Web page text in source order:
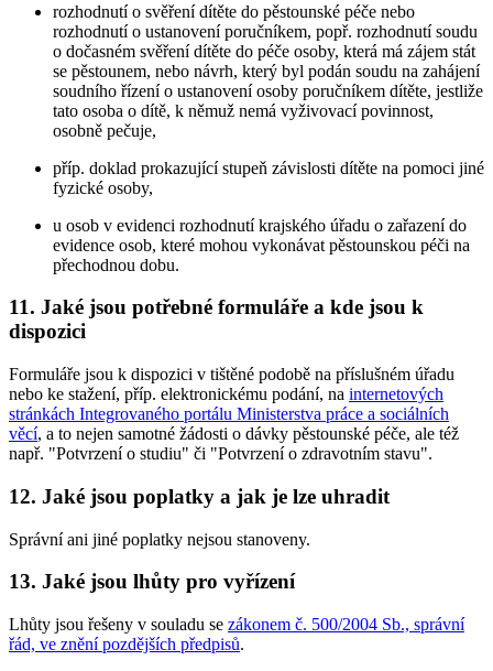
rozhodnutí o svěření dítěte do pěstounské péče nebo
rozhodnutí o ustanovení poručníkem, popř. rozhodnutí soudu
o dočasném svěření dítěte do péče osoby, která má zájem stát
se pěstounem, nebo návrh, který byl podán soudu na zahájení
soudního řízení o ustanovení osoby poručníkem dítěte, jestliže
tato osoba o dítě, k němuž nemá vyživovací povinnost,
osobně pečuje,
příp. doklad prokazující stupeň závislosti dítěte na pomoci jiné
fyzické osoby,
u osob v evidenci rozhodnutí krajského úřadu o zařazení do
evidence osob, které mohou vykonávat pěstounskou péči na
přechodnou dobu.
11. Jaké jsou potřebné formuláře a kde jsou k
dispozici
Formuláře jsou k dispozici v tištěné podobě na příslušném úřadu
nebo ke stažení, příp. elektronickému podání, na internetových
stránkách Integrovaného portálu Ministerstva práce a sociálních
věcí, a to nejen samotné žádosti o dávky pěstounské péče, ale též
např. "Potvrzení o studiu" či "Potvrzení o zdravotním stavu".
12. Jaké jsou poplatky a jak je lze uhradit
Správní ani jiné poplatky nejsou stanoveny.
13. Jaké jsou lhůty pro vyřízení
Lhůty jsou řešeny v souladu se zákonem č. 500/2004 Sb., správní
řád, ve znění pozdějších předpisů.